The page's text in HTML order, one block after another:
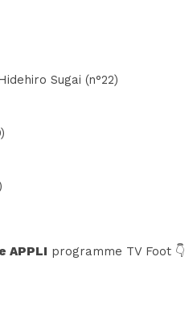
Sugai (n°22)
APPLI programme TV Foot 👇